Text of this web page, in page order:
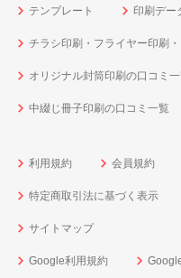
テンプレート 印刷デー
チラシ印刷・フライヤー印刷
オリジナル封筒印刷の口コミ
中綴じ冊子印刷の口コミ一覧
利用規約 会員規約
特定商取引法に基づく表示
サイトマップ
Google利用規約